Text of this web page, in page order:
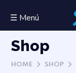
☰ Menú
Shop
HOME SHOP